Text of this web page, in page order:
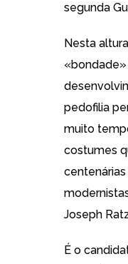
segunda
Nesta
«bondade»
pedofilia
muito
costumes
Joseph
É o